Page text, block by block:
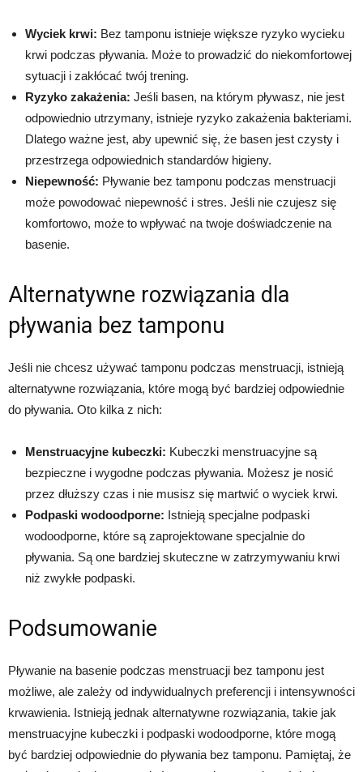
Wyciek krwi: Bez tamponu istnieje większe ryzyko wycieku
krwi podczas pływania. Może to prowadzić do niekomfortowej
sytuacji i zakłócać twój trening.
Ryzyko zakażenia: Jeśli basen, na którym pływasz, nie jest
odpowiednio utrzymany, istnieje ryzyko zakażenia bakteriami.
Dlatego ważne jest, aby upewnić się, że basen jest czysty i
przestrzega odpowiednich standardów higieny.
Niepewność: Pływanie bez tamponu podczas menstruacji
może powodować niepewność i stres. Jeśli nie czujesz się
komfortowo, może to wpływać na twoje doświadczenie na
basenie.
Alternatywne rozwiązania dla
pływania bez tamponu
Jeśli nie chcesz używać tamponu podczas menstruacji, istnieją
alternatywne rozwiązania, które mogą być bardziej odpowiednie
do pływania. Oto kilka z nich:
Menstruacyjne kubeczki: Kubeczki menstruacyjne są
bezpieczne i wygodne podczas pływania. Możesz je nosić
przez dłuższy czas i nie musisz się martwić o wyciek krwi.
Podpaski wodoodporne: Istnieją specjalne podpaski
wodoodporne, które są zaprojektowane specjalnie do
pływania. Są one bardziej skuteczne w zatrzymywaniu krwi
niż zwykłe podpaski.
Podsumowanie
Pływanie na basenie podczas menstruacji bez tamponu jest
możliwe, ale zależy od indywidualnych preferencji i intensywności
krwawienia. Istnieją jednak alternatywne rozwiązania, takie jak
menstruacyjne kubeczki i podpaski wodoodporne, które mogą
być bardziej odpowiednie do pływania bez tamponu. Pamiętaj, że